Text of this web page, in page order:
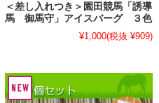
＜差し入れつき＞園田競馬「誘導
馬 御馬守」アイスバーグ ３色
¥1,000(税抜 ¥909)